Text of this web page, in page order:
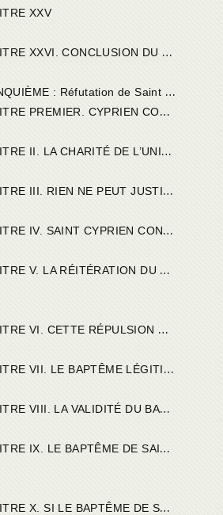
XXV
XXVI. CONCLUSION DU QUATRIÈME LIVRE.
: Réfutation de Saint Cyprien.
CYPRIEN CONSTATANT L’ANTIQUE COUTUME DE L’ÉGLISE.
CHARITÉ DE L’UNITÉ COUVRE LA MULTITUDE DES PÉCHÉS.
NE PEUT JUSTIFIER LES SCHISMATIQUES DANS LEUR SÉPARATIONS.
CYPRIEN CONSTATANT L’ANCIENNE COUTUME DE L’ÉGLISE.
RÉITÉRATION DU BAPTÊME SOULÈVE UNE RÉPULSION UNIVERSELLE.
RÉPULSION NE SAURAIT ÊTRE QUE L’ŒUVRE DE DIEU.
LE BAPTÊME LÉGITIME POSSÉDÉ LÉGITIMEMENT.
VALIDITÉ DU BAPTÊME INDÉPENDANTE DES DISPOSITIONS DU SUJET.
IX. LE BAPTÊME DE SAINT JEAN.
SI LE BAPTÊME DE SAINT JEAN EFFAÇAIT LES PÉCHÉS.